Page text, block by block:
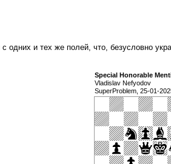
одних и тех же полей, что, безусловно
Special Honorable
Vladislav Nefyodov
SuperProblem, 25-01-